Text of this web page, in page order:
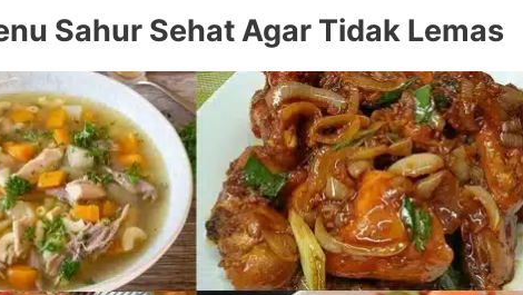
Sahur Sehat Agar Tidak Lemas